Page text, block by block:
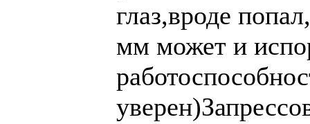
глаз,вроде
мм может и